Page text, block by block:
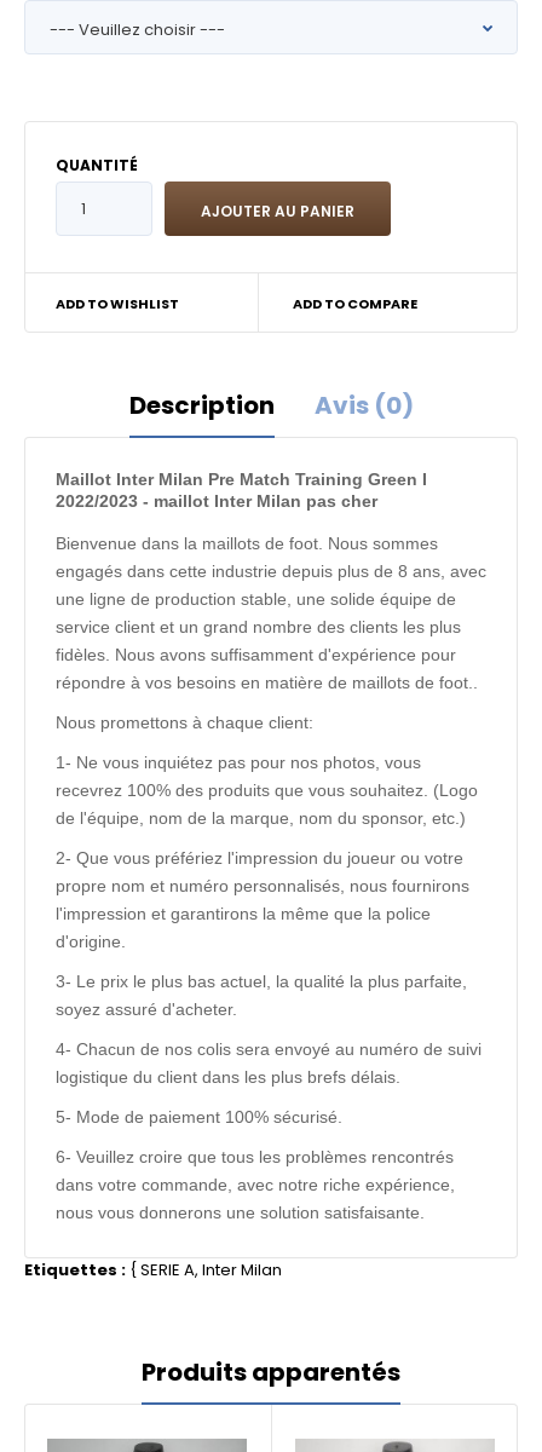
QUANTITÉ
ADD TO WISHLIST ADD TO COMPARE
Description Avis (0)
Maillot Inter Milan Pre Match Training Green I
2022/2023 - maillot Inter Milan pas cher
Bienvenue dans la maillots de foot. Nous sommes
engagés dans cette industrie depuis plus de 8 ans, avec
une ligne de production stable, une solide équipe de
service client et un grand nombre des clients les plus
fidèles. Nous avons suffisamment d'expérience pour
répondre à vos besoins en matière de maillots de foot..
Nous promettons à chaque client:
1- Ne vous inquiétez pas pour nos photos, vous
recevrez 100% des produits que vous souhaitez. (Logo
de l'équipe, nom de la marque, nom du sponsor, etc.)
2- Que vous préfériez l'impression du joueur ou votre
propre nom et numéro personnalisés, nous fournirons
l'impression et garantirons la même que la police
d'origine.
3- Le prix le plus bas actuel, la qualité la plus parfaite,
soyez assuré d'acheter.
4- Chacun de nos colis sera envoyé au numéro de suivi
logistique du client dans les plus brefs délais.
5- Mode de paiement 100% sécurisé.
6- Veuillez croire que tous les problèmes rencontrés
dans votre commande, avec notre riche expérience,
nous vous donnerons une solution satisfaisante.
Etiquettes : {SERIE A, Inter Milan
Produits apparentés